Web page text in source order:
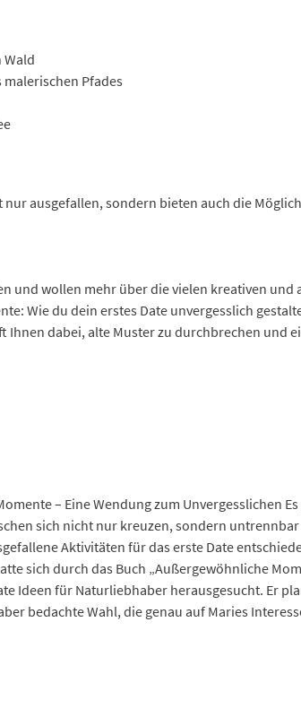
Wald
Pfades
nur ausgefallen, sondern bieten auch die
und wollen mehr über die vielen kreativen
Wie du dein erstes Date unvergesslich
dabei, alte Muster zu durchbrechen und
– Eine Wendung zum Unvergesslichen
sich nicht nur kreuzen, sondern
Aktivitäten für das erste Date
sich durch das Buch „Außergewöhnliche
Ideen für Naturliebhaber herausgesucht. Er
bedachte Wahl, die genau auf Maries